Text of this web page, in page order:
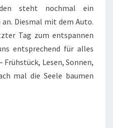
steht nochmal ein
an. Diesmal mit dem Auto.
Tag zum entspannen
entsprechend für alles
Lesen, Sonnen,
mal die Seele baumen